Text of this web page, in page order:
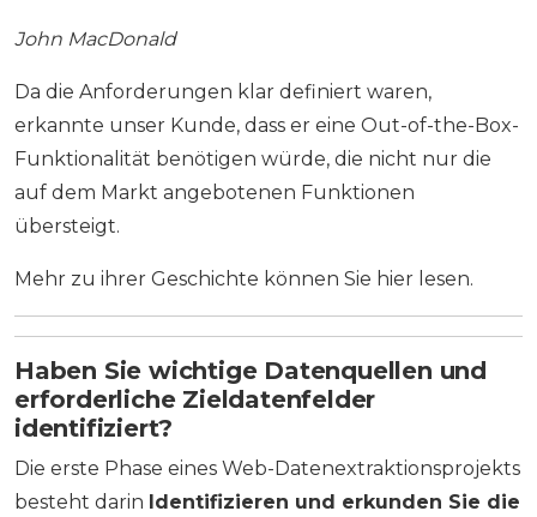
John MacDonald
Da die Anforderungen klar definiert waren,
erkannte unser Kunde, dass er eine Out-of-the-Box-
Funktionalität benötigen würde, die nicht nur die
auf dem Markt angebotenen Funktionen
übersteigt.
Mehr zu ihrer Geschichte können Sie hier lesen.
Haben Sie wichtige Datenquellen und
erforderliche Zieldatenfelder
identifiziert?
Die erste Phase eines Web-Datenextraktionsprojekts
besteht darin Identifizieren und erkunden Sie die